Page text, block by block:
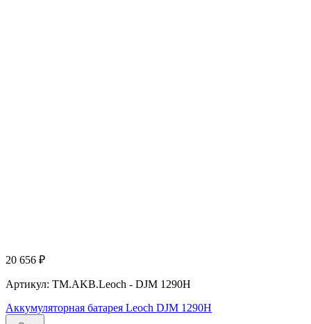
20 656 ₽
Артикул: TM.AKB.Leoch - DJM 1290H
Аккумуляторная батарея Leoch DJM 1290H